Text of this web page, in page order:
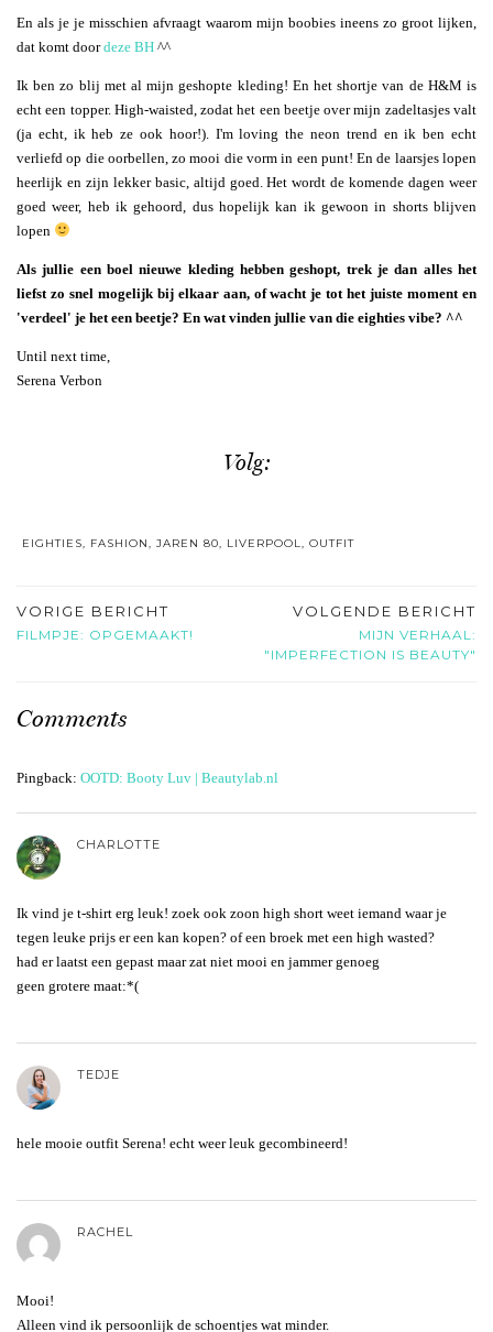
En als je je misschien afvraagt waarom mijn boobies ineens zo groot lijken,
dat komt doordeze BH ^^
Ik ben zo blij met al mijn geshopte kleding! En het shortje van de H&M is
echt een topper. High-waisted, zodat het een beetje over mijn zadeltasjes valt
(ja echt, ik heb ze ook hoor!). I'm loving the neon trend en ik ben echt
verliefd op die oorbellen, zo mooi die vorm in een punt! En de laarsjes lopen
heerlijk en zijn lekker basic, altijd goed. Het wordt de komende dagen weer
goed weer, heb ik gehoord, dus hopelijk kan ik gewoon in shorts blijven
lopen
Als jullie een boel nieuwe kleding hebben geshopt, trek je dan alles het
liefst zo snel mogelijk bij elkaar aan, of wacht je tot het juiste moment en
'verdeel' je het een beetje? En wat vinden jullie van die eighties vibe? ^^
Until next time,
Serena Verbon
Volg:
EIGHTIES, FASHION, JAREN 80, LIVERPOOL, OUTFIT
VORIGE BERICHT
FILMPJE: OPGEMAAKT!
VOLGENDE BERICHT
MIJN VERHAAL:
"IMPERFECTION IS BEAUTY"
Comments
Pingback: OOTD: Booty Luv | Beautylab.nl
CHARLOTTE
Ik vind je t-shirt erg leuk! zoek ook zoon high short weet iemand waar je
tegen leuke prijs er een kan kopen? of een broek met een high wasted?
had er laatst een gepast maar zat niet mooi en jammer genoeg
geen grotere maat:*(
TEDJE
hele mooie outfit Serena! echt weer leuk gecombineerd!
RACHEL
Mooi!
Alleen vind ik persoonlijk de schoentjes wat minder.